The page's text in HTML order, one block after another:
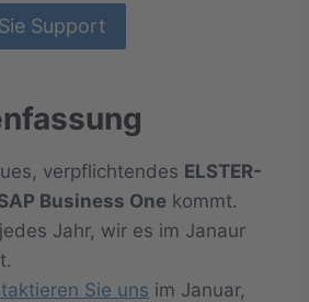
Support
verpflichtendes ELSTER-
Business One kommt.
Jahr, wir es im Janaur
Sie uns im Januar,